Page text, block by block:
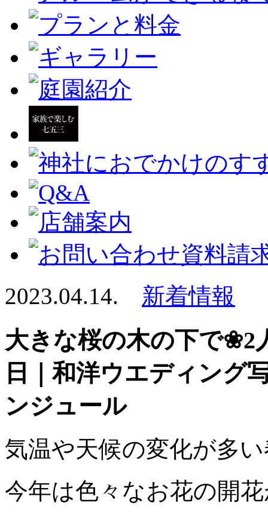
2023.04.14. 新着情報
大きな桜の木の下で❀2
日｜和洋ウエディング
ンジュール
気温や天候の変化が多
今年は色々なお花の開